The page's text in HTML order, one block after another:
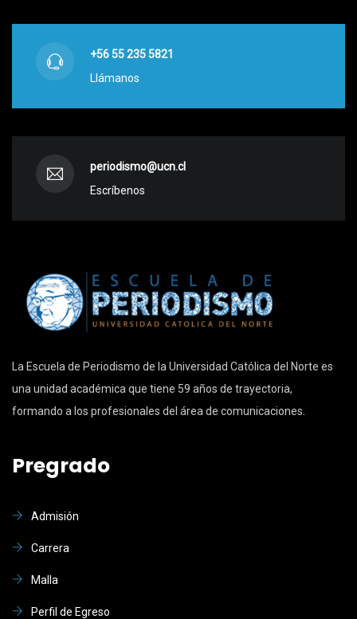
+56 55 235 5821
Llámanos
periodismo@ucn.cl
Escríbenos
La Escuela de Periodismo de la Universidad Católica del Norte es
una unidad académica que tiene 59 años de trayectoria,
formando a los profesionales del área de comunicaciones.
Pregrado
Admisión
Carrera
Malla
Perfil de Egreso